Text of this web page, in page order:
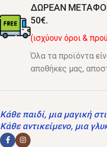
ΔΩΡΕΑΝ
50€.
(ισχύουν όροι &
Όλα τα προϊόντα
αποθήκες μας,
Κάθε παιδί, μια μαγική
Κάθε αντικείμενο, μια